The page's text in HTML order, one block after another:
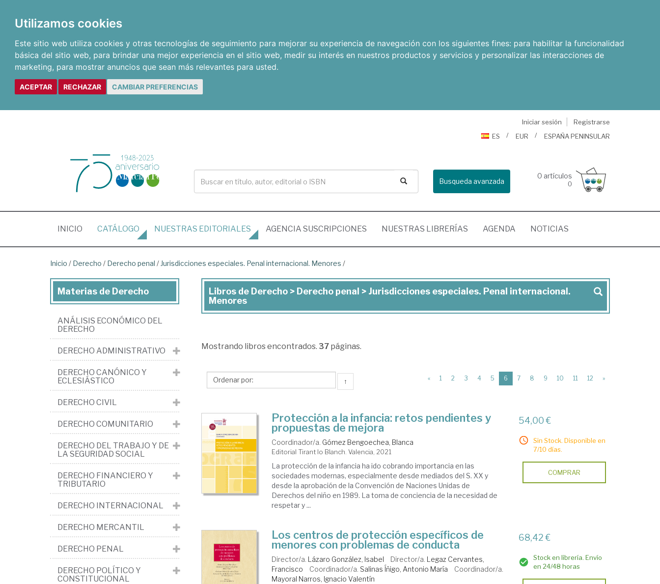
Utilizamos cookies
Este sitio web utiliza cookies y otras tecnologías de seguimiento para mejorar su experiencia de navegación con los siguientes fines: para habilitar la funcionalidad
básica del sitio web, para brindar una mejor experiencia en el sitio web, medir su interés en nuestros productos y servicios y personalizar las interacciones de
marketing, para mostrar anuncios que sean más relevantes para usted.
ACEPTAR RECHAZAR CAMBIAR PREFERENCIAS
Iniciar sesión
Registrarse
ES
EUR ESPAÑA PENINSULAR
Busqueda avanzada
0 artículos
0
INICIO (CURRENT)
CATÁLOGO NUESTRAS EDITORIALES AGENCIA SUSCRIPCIONES NUESTRAS LIBRERÍAS AGENDA NOTICIAS
Inicio / Derecho / Derecho penal / Jurisdicciones especiales. Penal internacional. Menores /
Libros
de
>
penal
>
especiales.
Penal
internacional.
Menores
Libros de Derecho > Derecho penal > Jurisdicciones especiales. Penal internacional.
Menores
Mostrando libros encontrados. 37páginas.
↑ « 1 2 3 4 5 6 (current)
7 8 9 10 11 12 »
Protección a la infancia: retos pendientes y
propuestas de mejora
Coordinador/a. Gómez Bengoechea, Blanca
Editorial Tirant lo Blanch. Valencia, 2021
La protección de la infancia ha ido cobrando importancia en las
sociedades modernas, especialmente desde mediados del S. XX y
desde la aprobación de la Convención de Naciones Unidas de
Derechos del niño en 1989. La toma de conciencia de la necesidad de
respetar y ...
54,00 €
Sin Stock. Disponible en
7/10 días.
COMPRAR
Los centros de protección específicos de
menores con problemas de conducta
Director/a. Lázaro González, Isabel Director/a. Legaz Cervantes,
Francisco
Coordinador/a. Salinas Íñigo, Antonio María
Coordinador/a.
Mayoral Narros, Ignacio Valentín
68,42 €
Stock en librería. Envío
en 24/48 horas
Materias de Derecho
ANÁLISIS ECONÓMICO DEL
DERECHO
DERECHO ADMINISTRATIVO
DERECHO CANÓNICO Y
ECLESIÁSTICO
DERECHO CIVIL
DERECHO COMUNITARIO
DERECHO DEL TRABAJO Y DE
LA SEGURIDAD SOCIAL
DERECHO FINANCIERO Y
TRIBUTARIO
DERECHO INTERNACIONAL
DERECHO MERCANTIL
DERECHO PENAL
DERECHO POLÍTICO Y
CONSTITUCIONAL